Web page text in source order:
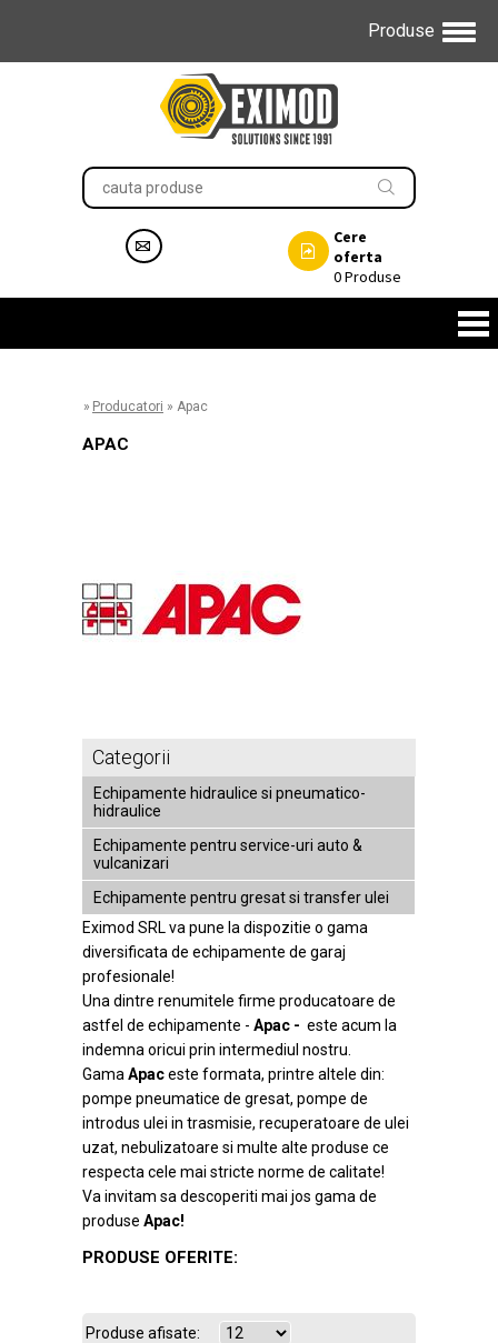
Produse
Cere
oferta
0Produse
» Producatori » Apac
APAC
Categorii
Echipamente hidraulice si pneumatico-
hidraulice
Echipamente pentru service-uri auto &
vulcanizari
Echipamente pentru gresat si transfer ulei
Eximod SRL va pune la dispozitie o gama
diversificata de echipamente de garaj
profesionale!
Una dintre renumitele firme producatoare de
astfel de echipamente - Apac - este acum la
indemna oricui prin intermediul nostru.
Gama Apaceste formata, printre altele din:
pompe pneumatice de gresat, pompe de
introdus ulei in trasmisie, recuperatoare de ulei
uzat, nebulizatoare si multe alte produse ce
respecta cele mai stricte norme de calitate!
Va invitam sa descoperiti mai jos gama de
produse Apac!
PRODUSE OFERITE:
Produse afisate: